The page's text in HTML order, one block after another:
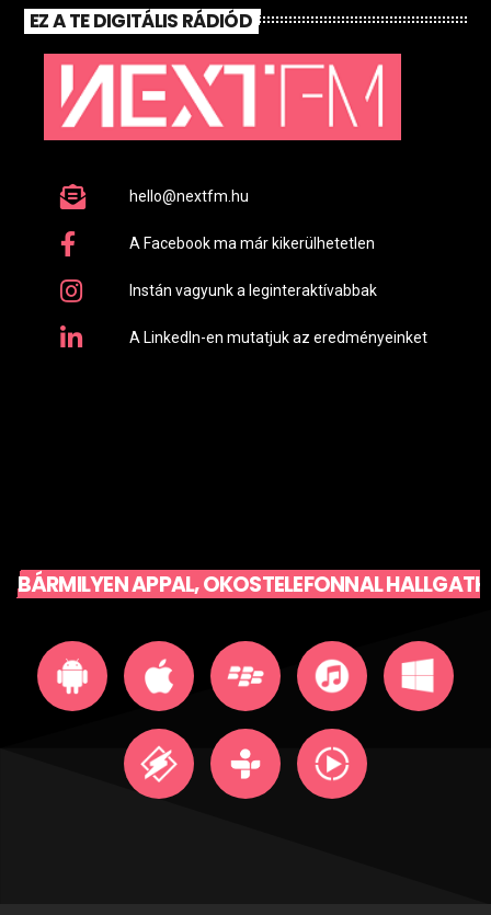
EZ A TE DIGITÁLIS RÁDIÓD
hello@nextfm.hu
A Facebook ma már kikerülhetetlen
Instán vagyunk a leginteraktívabbak
A LinkedIn-en mutatjuk az eredményeinket
BÁRMILYEN APPAL, OKOSTELEFONNAL